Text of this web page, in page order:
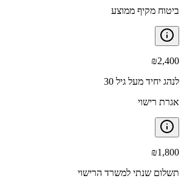
ביטוח מקיף ממוצע
₪2,400
לנהג יחיד מעל גיל 30
אגרת רישוי
₪1,800
תשלום שנתי למשרד הרישוי